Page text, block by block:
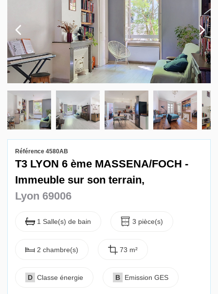
Locations
Estimation
Gestion locative
Référence 4580AB
T3 LYON 6 ème MASSENA/FOCH -
Immeuble sur son terrain,
Lyon 69006
1 Salle(s) de bain 3 pièce(s)
2 chambre(s) 73 m²
D Classe énergie B Emission GES